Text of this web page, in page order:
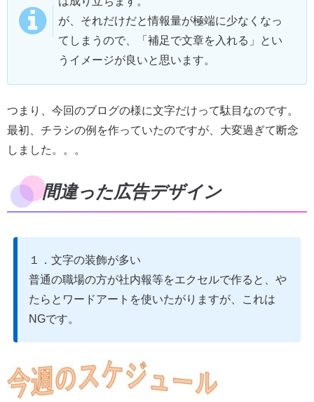
が、それだけだと情報量が極端に少なくなっ
てしまうので、「補足で文章を入れる」とい
うイメージが良いと思います。
つまり、今回のブログの様に文字だけって駄目なのです。
最初、チラシの例を作っていたのですが、大変過ぎて断念
しました。。。
間違った広告デザイン
１．文字の装飾が多い
普通の職場の方が社内報等をエクセルで作ると、や
たらとワードアートを使いたがりますが、これは
NGです。